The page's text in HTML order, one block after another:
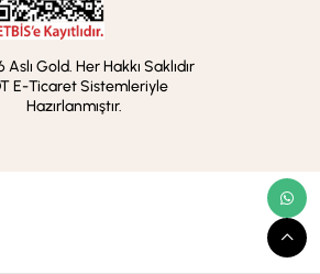
Gold. Her Hakkı Saklıdır
E-Ticaret Sistemleriyle
Hazırlanmıştır.